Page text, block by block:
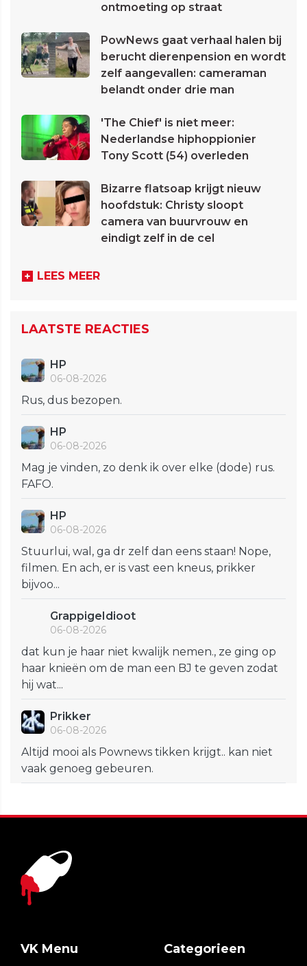
ontmoeting op straat
PowNews gaat verhaal halen bij
berucht dierenpension en wordt
zelf aangevallen: cameraman
belandt onder drie man
'The Chief' is niet meer:
Nederlandse hiphoppionier
Tony Scott (54) overleden
Bizarre flatsoap krijgt nieuw
hoofdstuk: Christy sloopt
camera van buurvrouw en
eindigt zelf in de cel
LEES MEER
LAATSTE REACTIES
HP
06-08-2026
Rus, dus bezopen.
HP
06-08-2026
Mag je vinden, zo denk ik over elke (dode) rus.
FAFO.
HP
06-08-2026
Stuurlui, wal, ga dr zelf dan eens staan! Nope,
filmen. En ach, er is vast een kneus, prikker
bijvoo...
GrappigeIdioot
06-08-2026
dat kun je haar niet kwalijk nemen., ze ging op
haar knieën om de man een BJ te geven zodat
hij wat...
Prikker
06-08-2026
Altijd mooi als Pownews tikken krijgt.. kan niet
vaak genoeg gebeuren.
VK Menu Categorieen